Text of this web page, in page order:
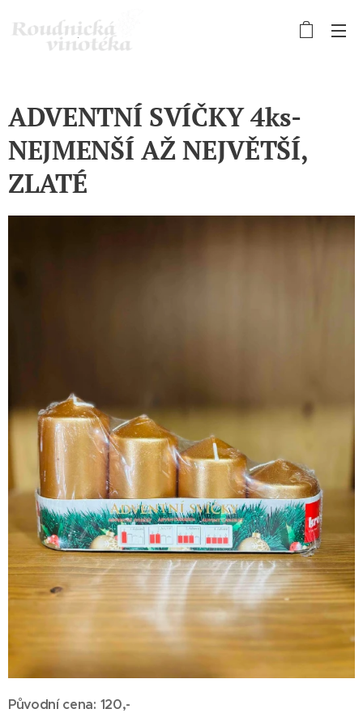
ADVENTNÍ SVÍČKY 4ks-
NEJMENŠÍ AŽ NEJVĚTŠÍ,
ZLATÉ
Původní cena: 120,-